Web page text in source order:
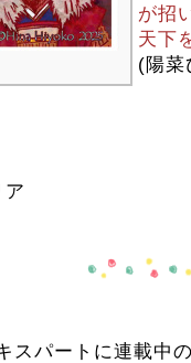
が招
天下
(陽菜
スパートに連載中